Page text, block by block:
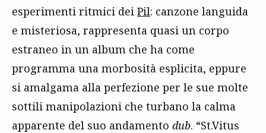
esperimenti ritmici dei Pil: canzone languida
e misteriosa, rappresenta quasi un corpo
estraneo in un album che ha come
programma una morbosità esplicita, eppure
si amalgama alla perfezione per le sue molte
sottili manipolazioni che turbano la calma
apparente del suo andamento dub. “St.Vitus